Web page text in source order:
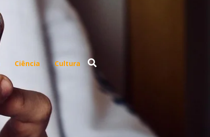
Ciência Cultura